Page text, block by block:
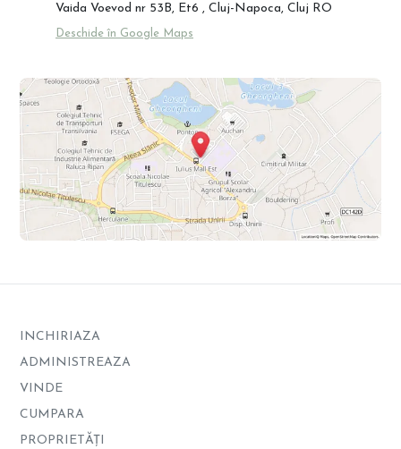
Vaida Voevod nr 53B, Et6 , Cluj-Napoca, Cluj RO
Deschide în Google Maps
INCHIRIAZA
ADMINISTREAZA
VINDE
CUMPARA
PROPRIETĂȚI